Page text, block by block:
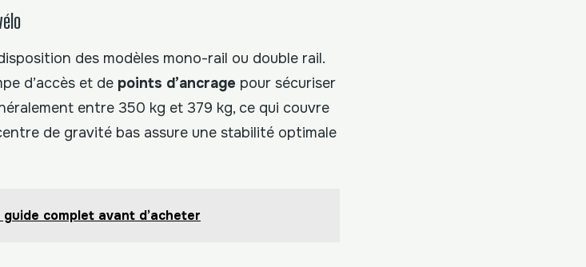
des modèles mono-rail ou double rail.
d’accès et de points d’ancrage pour sécuriser
entre 350 kg et 379 kg, ce qui couvre
de gravité bas assure une stabilité optimale
complet avant d’acheter